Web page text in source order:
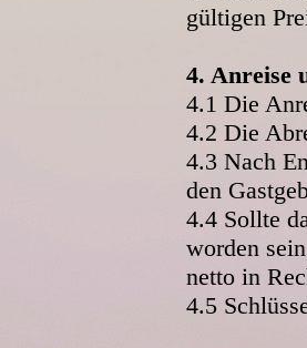
gültigen
4. Anreise
4.1 Die
4.2 Die
4.3 Nach
den
4.4 Sollte
worden
netto in
4.5